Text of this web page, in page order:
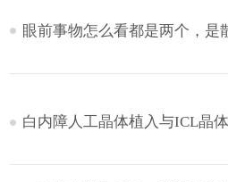
眼前事物怎么看都是两个，是
白内障人工晶体植入与ICL晶